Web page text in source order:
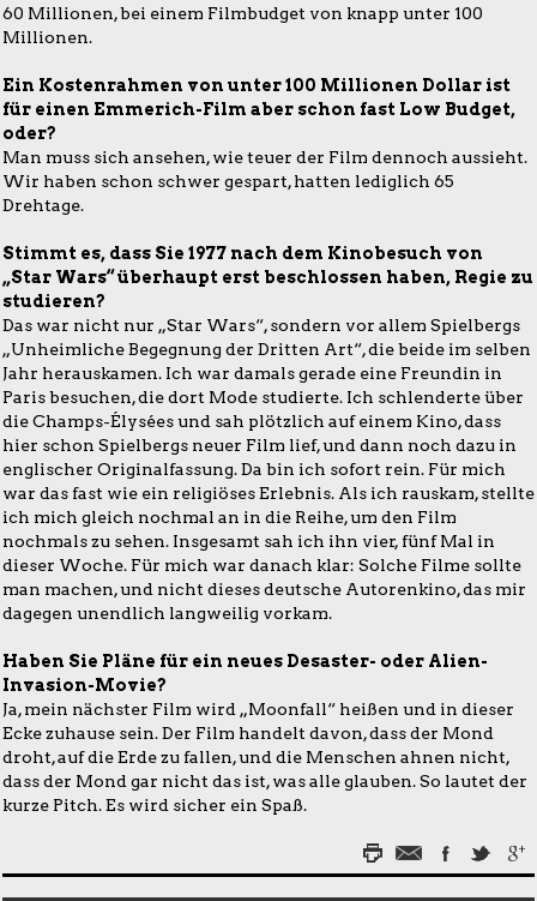
60 Millionen, bei einem Filmbudget von knapp unter 100
Millionen.
Ein Kostenrahmen von unter 100 Millionen Dollar ist
für einen Emmerich-Film aber schon fast Low Budget,
oder?
Man muss sich ansehen, wie teuer der Film dennoch aussieht.
Wir haben schon schwer gespart, hatten lediglich 65
Drehtage.
Stimmt es, dass Sie 1977 nach dem Kinobesuch von
„Star Wars“ überhaupt erst beschlossen haben, Regie zu
studieren?
Das war nicht nur „Star Wars“, sondern vor allem Spielbergs
„Unheimliche Begegnung der Dritten Art“, die beide im selben
Jahr herauskamen. Ich war damals gerade eine Freundin in
Paris besuchen, die dort Mode studierte. Ich schlenderte über
die Champs-Élysées und sah plötzlich auf einem Kino, dass
hier schon Spielbergs neuer Film lief, und dann noch dazu in
englischer Originalfassung. Da bin ich sofort rein. Für mich
war das fast wie ein religiöses Erlebnis. Als ich rauskam, stellte
ich mich gleich nochmal an in die Reihe, um den Film
nochmals zu sehen. Insgesamt sah ich ihn vier, fünf Mal in
dieser Woche. Für mich war danach klar: Solche Filme sollte
man machen, und nicht dieses deutsche Autorenkino, das mir
dagegen unendlich langweilig vorkam.
Haben Sie Pläne für ein neues Desaster- oder Alien-
Invasion-Movie?
Ja, mein nächster Film wird „Moonfall“ heißen und in dieser
Ecke zuhause sein. Der Film handelt davon, dass der Mond
droht, auf die Erde zu fallen, und die Menschen ahnen nicht,
dass der Mond gar nicht das ist, was alle glauben. So lautet der
kurze Pitch. Es wird sicher ein Spaß.